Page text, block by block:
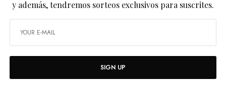
y además, tendremos sorteos exclusivos para suscrites.
SIGN UP